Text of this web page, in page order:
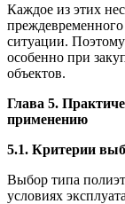
Каждое из этих
ситуации. Поэтому
особенно при
объектов.
Глава 5.
применению
5.1. Критерии
Выбор типа
условиях